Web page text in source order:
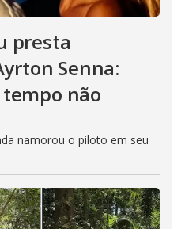
presta
Senna:
tempo não
namorou o piloto em seu